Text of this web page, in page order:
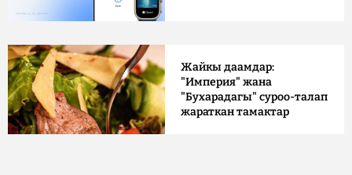
Жайкы даамдар:
"Империя" жана
"Бухарадагы" суроо-талап
жараткан тамактар